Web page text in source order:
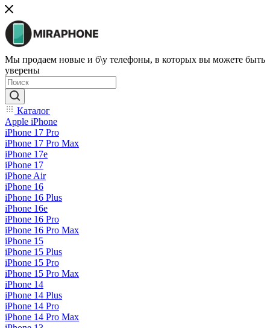
Мы продаем новые и б\у телефоны, в которых вы можете быть
уверены
Каталог
Apple iPhone
iPhone 17 Pro
iPhone 17 Pro Max
iPhone 17e
iPhone 17
iPhone Air
iPhone 16
iPhone 16 Plus
iPhone 16e
iPhone 16 Pro
iPhone 16 Pro Max
iPhone 15
iPhone 15 Plus
iPhone 15 Pro
iPhone 15 Pro Max
iPhone 14
iPhone 14 Plus
iPhone 14 Pro
iPhone 14 Pro Max